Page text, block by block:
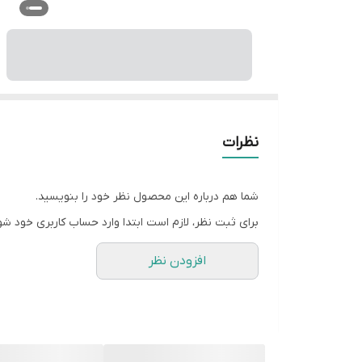
نظرات
شما هم درباره این محصول نظر خود را بنویسید.
برای ثبت نظر، لازم است ابتدا وارد حساب کاربری خود
افزودن نظر